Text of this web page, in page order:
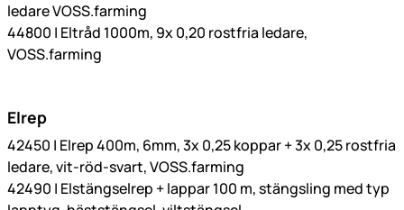
ledare VOSS.farming
44800 | Eltråd 1000m, 9x 0,20 rostfria ledare,
VOSS.farming
Elrep
42450 | Elrep 400m, 6mm, 3x 0,25 koppar + 3x 0,25 rostfria
ledare, vit-röd-svart, VOSS.farming
42490 | Elstängselrep + lappar 100 m, stängsling med typ